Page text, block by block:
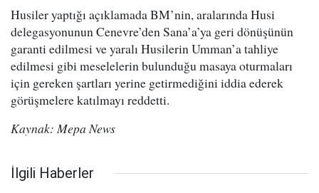
Husiler yaptığı açıklamada BM’nin, aralarında Husi
delegasyonunun Cenevre’den Sana’a’ya geri dönüşünün
garanti edilmesi ve yaralı Husilerin Umman’a tahliye
edilmesi gibi meselelerin bulunduğu masaya oturmaları
için gereken şartları yerine getirmediğini iddia ederek
görüşmelere katılmayı reddetti.
Kaynak: Mepa News
İlgili Haberler